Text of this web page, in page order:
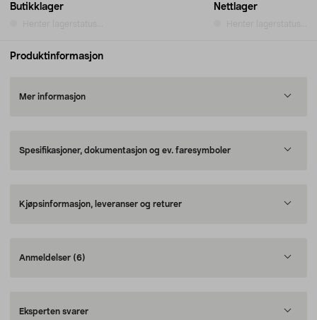
Butikklager Nettlager
Produktinformasjon
Mer informasjon
Spesifikasjoner, dokumentasjon og ev. faresymboler
Kjøpsinformasjon, leveranser og returer
Anmeldelser (6)
Eksperten svarer